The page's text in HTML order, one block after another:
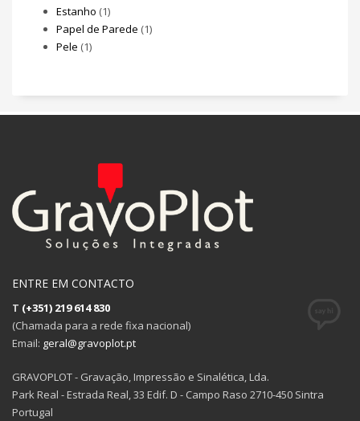
Estanho (1)
Papel de Parede (1)
Pele (1)
ENTRE EM CONTACTO
T (+351) 219 614 830
(Chamada para a rede fixa nacional)
Email: geral@gravoplot.pt
GRAVOPLOT - Gravação, Impressão e Sinalética, Lda.
Park Real - Estrada Real, 33 Edif. D - Campo Raso 2710-450 Sintra
Portugal